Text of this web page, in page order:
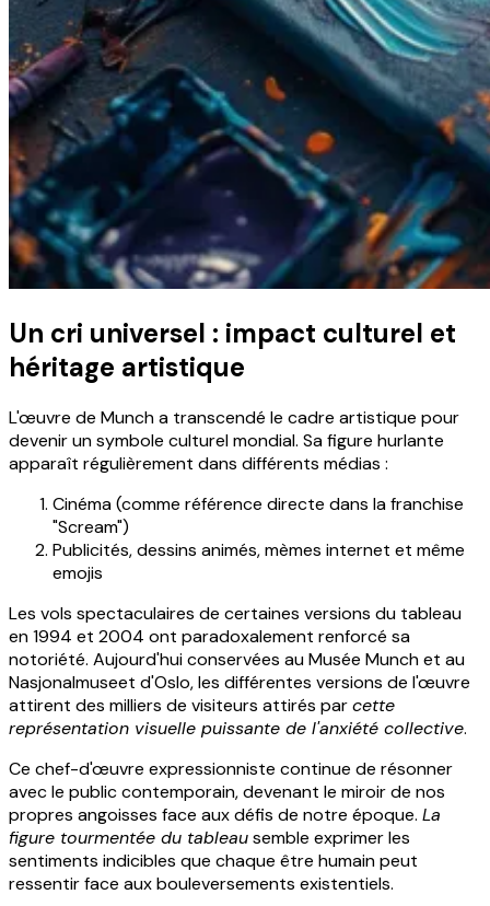
Un cri universel : impact culturel et
héritage artistique
L'œuvre de Munch a transcendé le cadre artistique pour
devenir un symbole culturel mondial. Sa figure hurlante
apparaît régulièrement dans différents médias :
Cinéma (comme référence directe dans la franchise
"Scream")
Publicités, dessins animés, mèmes internet et même
emojis
Les vols spectaculaires de certaines versions du tableau
en 1994 et 2004 ont paradoxalement renforcé sa
notoriété. Aujourd'hui conservées au Musée Munch et au
Nasjonalmuseet d'Oslo, les différentes versions de l'œuvre
attirent des milliers de visiteurs attirés parcette
représentation visuelle puissante de l'anxiété collective.
Ce chef-d'œuvre expressionniste continue de résonner
avec le public contemporain, devenant le miroir de nos
propres angoisses face aux défis de notre époque. La
figure tourmentée du tableausemble exprimer les
sentiments indicibles que chaque être humain peut
ressentir face aux bouleversements existentiels.